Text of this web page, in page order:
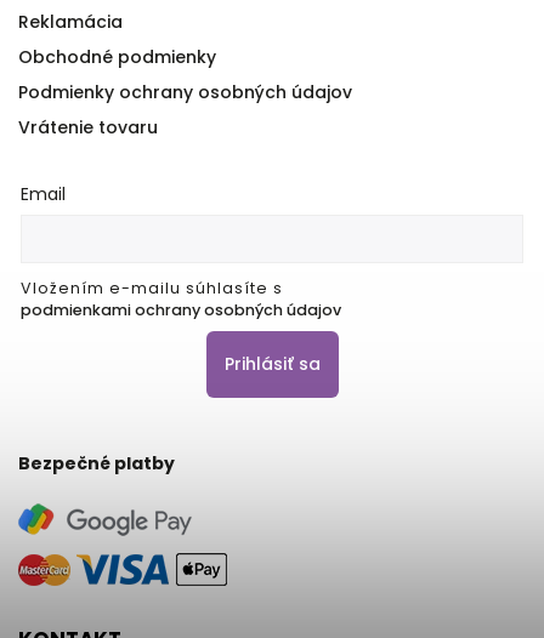
Reklamácia
Obchodné podmienky
Podmienky ochrany osobných údajov
Vrátenie tovaru
Email
Vložením e-mailu súhlasíte s
podmienkami ochrany osobných údajov
Prihlásiť sa
Bezpečné platby